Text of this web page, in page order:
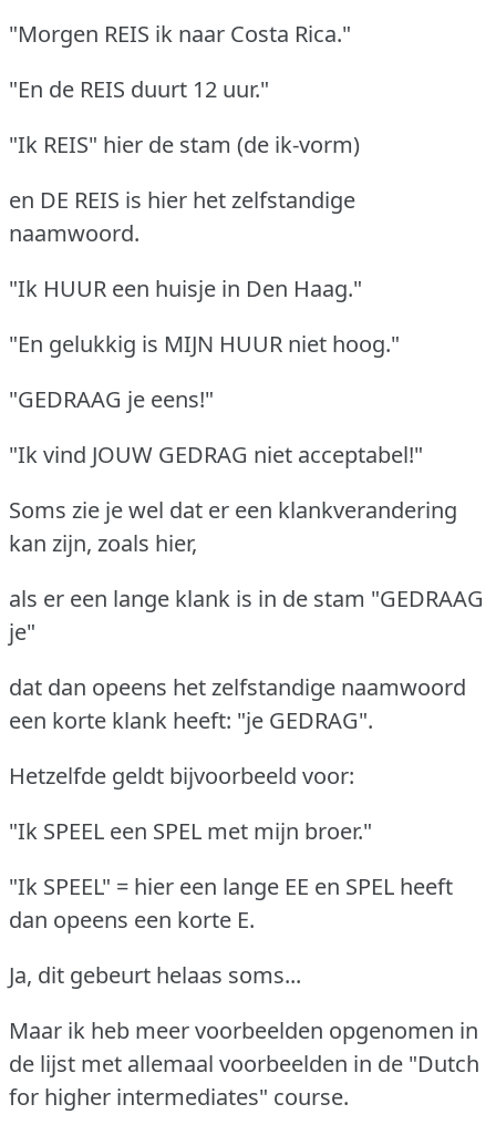
"Morgen REIS ik naar Costa Rica."
"En de REIS duurt 12 uur."
"Ik REIS" hier de stam (de ik-vorm)
en DE REIS is hier het zelfstandige
naamwoord.
"Ik HUUR een huisje in Den Haag."
"En gelukkig is MIJN HUUR niet hoog."
"GEDRAAG je eens!"
"Ik vind JOUW GEDRAG niet acceptabel!"
Soms zie je wel dat er een klankverandering
kan zijn, zoals hier,
als er een lange klank is in de stam "GEDRAAG
je"
dat dan opeens het zelfstandige naamwoord
een korte klank heeft: "je GEDRAG".
Hetzelfde geldt bijvoorbeeld voor:
"Ik SPEEL een SPEL met mijn broer."
"Ik SPEEL" = hier een lange EE en SPEL heeft
dan opeens een korte E.
Ja, dit gebeurt helaas soms...
Maar ik heb meer voorbeelden opgenomen in
de lijst met allemaal voorbeelden in de "Dutch
for higher intermediates" course.